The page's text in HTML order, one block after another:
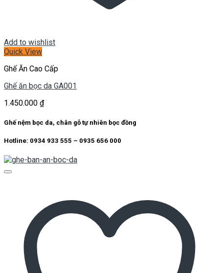
Add to wishlist
Quick View
Ghế Ăn Cao Cấp
Ghế ăn bọc da GA001
1.450.000 ₫
Ghế nệm bọc da, chân gỗ tự nhiên bọc đồng
Hotline: 0934 933 555 – 0935 656 000